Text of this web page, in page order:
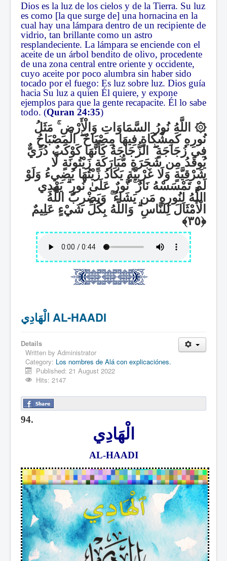
Dios es la luz de los cielos y de la Tierra. Su luz
es como [la que surge de] una hornacina en la
cual hay una lámpara dentro de un recipiente de
vidrio, tan brillante como un astro
resplandeciente. La lámpara se enciende con el
aceite de un árbol bendito de olivo, procedente
de una zona central entre oriente y occidente,
cuyo aceite por poco alumbra sin haber sido
tocado por el fuego: Es luz sobre luz. Dios guía
hacia Su luz a quien Él quiere, y expone
ejemplos para que la gente recapacite. Él lo sabe
todo. (Quran 24:35)
۞ اللَّهُ نُورُ السَّمَاوَاتِ وَالْأَرْضِۚ مَثَلُ
نُورِهِ كَمِشْكَاةٍ فِيهَا مِصْبَاحٌۖالْمِصْبَاحُ
فِي زُجَاجَةٍۖ الزُّجَاجَةُ كَأَنَّهَا كَوْكَبٌ دُرِّيٌّ
يُوقَدُ مِن شَجَرَةٍ مُّبَارَكَةٍ زَيْتُونَةٍ لَّا
شَرْقِيَّةٍ وَلَا غَرْبِيَّةٍ يَكَادُ زَيْتُهَا يُضِيءُ وَلَوْ
لَمْ تَمْسَسْهُ نَارٌۚنُّورٌ عَلَىٰ نُورٍۗيَهْدِي
اللَّهُ لِنُورِهِ مَن يَشَاءُۚ وَيَضْرِبُ اللَّهُ
الْأَمْثَالَ لِلنَّاسِۗوَاللَّهُ بِكُلِّ شَيْءٍ عَلِيمٌ
الْهَادِي AL-HAADI
Details
Written by Administrator
Category: Los nombres de Alá con explicaciónes.
Published: 21 August 2022
Hits: 2147
94.
الْهَادِي
AL-HAADI